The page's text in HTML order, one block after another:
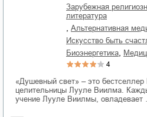
зарубежная религиозная и эзотерическая
литература
альтернативная
искусство быть
биоэнергетика
4
«Душевный свет» – это
целительницы Лууле Виилма.
учение Лууле Виилмы, овладевает